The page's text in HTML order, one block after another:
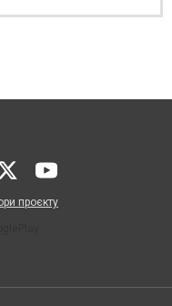
проєкту